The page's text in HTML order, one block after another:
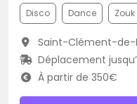
Disco Dance Zouk
Saint-Clément-de-
Déplacement
À partir de 350€